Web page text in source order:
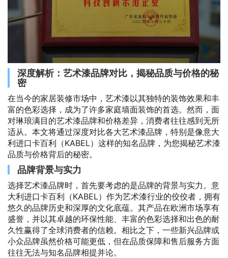
深度解析：艺术漆品牌对比，揭秘品质与价格的秘
密
在当今的家居装修市场中，艺术漆以其独特的装饰效果和丰
富的色彩选择，成为了许多家庭墙面装饰的首选。然而，面
对琳琅满目的艺术漆品牌和价格差异，消费者往往感到无所
适从。本文将通过深度对比各大艺术漆品牌，特别是像意大
利进口卡百利（KABEL）这样的知名品牌，为您揭秘艺术漆
品质与价格背后的秘密。
品牌背景与实力
选择艺术漆品牌时，首先要考虑的是品牌的背景与实力。意
大利进口卡百利（KABEL）作为艺术漆行业的佼佼者，拥有
悠久的品牌历史和深厚的文化底蕴。其产品在欧洲市场享有
盛誉，并以其卓越的环保性能、丰富的色彩选择和出色的耐
久性赢得了全球消费者的信赖。相比之下，一些新兴品牌或
小众品牌虽然价格可能更低，但在品质保障和售后服务方面
往往无法与知名品牌相提并论。